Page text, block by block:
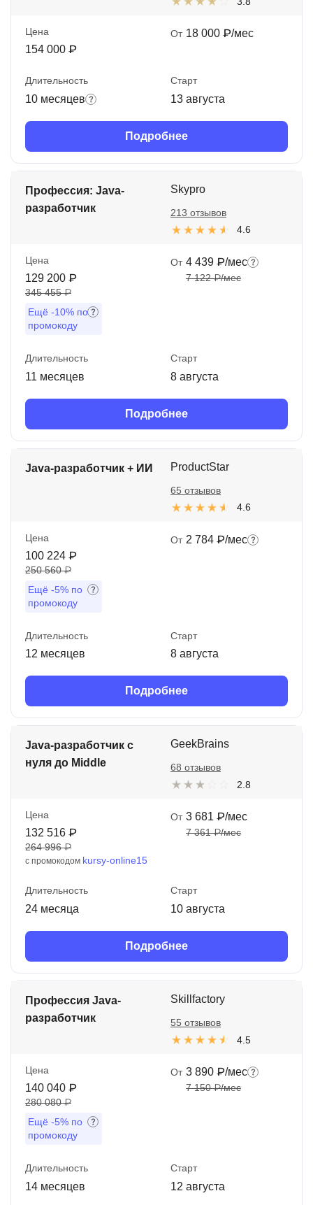
Цена
154 000 ₽
От 18 000 ₽/мес
Длительность
10 месяцев
Старт
13 августа
Подробнее
Профессия: Java-
разработчик
Skypro
4.6
213 отзывов
Цена
129 200 ₽
345 455 ₽
Ещё -10% по
промокоду
От 4 439 ₽/мес
7 122 ₽/мес
Длительность
11 месяцев
Старт
8 августа
Подробнее
Java-разработчик + ИИ ProductStar
4.6
65 отзывов
Цена
100 224 ₽
250 560 ₽
Ещё -5% по
промокоду
От 2 784 ₽/мес
Длительность
12 месяцев
Старт
8 августа
Подробнее
Java-разработчик с
нуля до Middle
GeekBrains
2.8
68 отзывов
Цена
132 516 ₽
264 996 ₽
с промокодом kursy-online15
От 3 681 ₽/мес
7 361 ₽/мес
Длительность
24 месяца
Старт
10 августа
Подробнее
Профессия Java-
разработчик
Skillfactory
4.5
55 отзывов
Цена
140 040 ₽
280 080 ₽
Ещё -5% по
промокоду
От 3 890 ₽/мес
7 150 ₽/мес
Длительность
14 месяцев
Старт
12 августа